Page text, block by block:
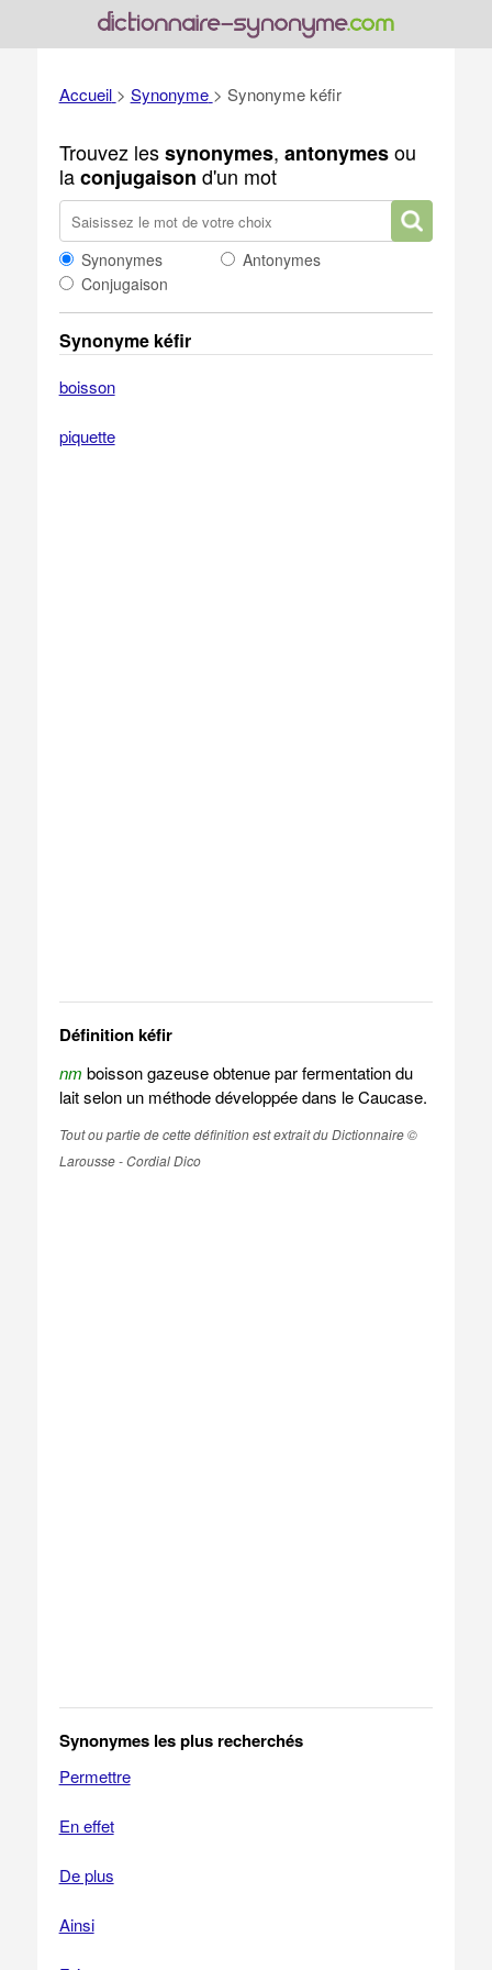
Accueil > Synonyme > Synonyme kéfir
Trouvez lessynonymes, antonymesou
laconjugaison d'un mot
Synonymes
Antonymes
Conjugaison
Synonyme kéfir
boisson
piquette
Définition kéfir
nm boisson gazeuse obtenue par fermentation du
lait selon un méthode développée dans le Caucase.
Tout ou partie de cette définition est extrait du Dictionnaire ©
Larousse - Cordial Dico
Synonymes les plus recherchés
Permettre
En effet
De plus
Ainsi